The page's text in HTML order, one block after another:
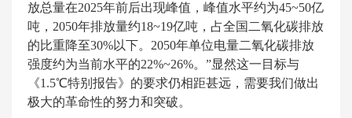
放总量在2025年前后出现峰值，峰值水平约为45~50亿
吨，2050年排放量约18~19亿吨，占全国二氧化碳排放
的比重降至30%以下。2050年单位电量二氧化碳排放
强度约为当前水平的22%~26%。”显然这一目标与
《1.5℃特别报告》的要求仍相距甚远，需要我们做出
极大的革命性的努力和突破。